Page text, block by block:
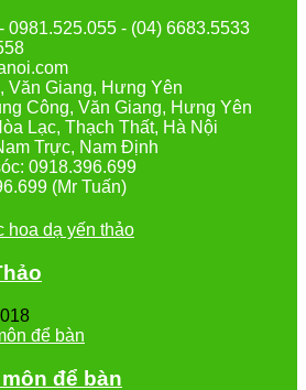
0981.525.055 - (04) 6683.5533
Văn Giang, Hưng Yên
Công, Văn Giang, Hưng Yên
Lạc, Thạch Thất, Hà Nội
Trực, Nam Định
0918.396.699
(Mr Tuấn)
để bàn